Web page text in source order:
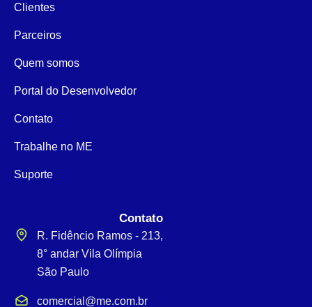
Clientes
Parceiros
Quem somos
Portal do Desenvolvedor
Contato
Trabalhe no ME
Suporte
Contato
R. Fidêncio Ramos - 213,
8° andar Vila Olímpia
São Paulo
comercial@me.com.br